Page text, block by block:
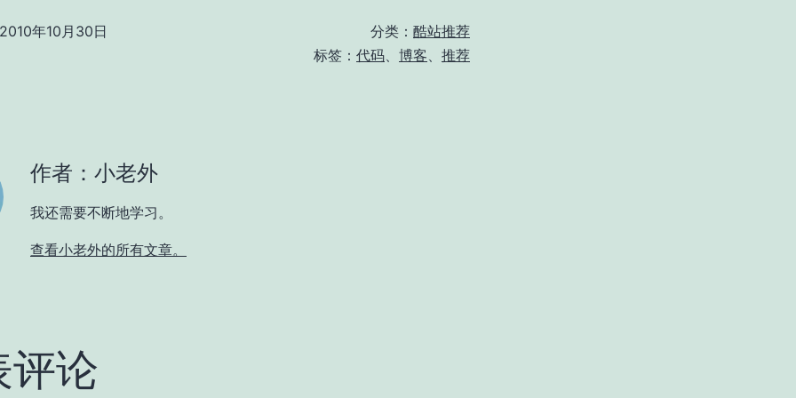
2010年10月30日 分类： 酷站推荐
标签： 代码、 博客、 推荐
作者：小老外
我还需要不断地学习。
查看小老外的所有文章。
评论